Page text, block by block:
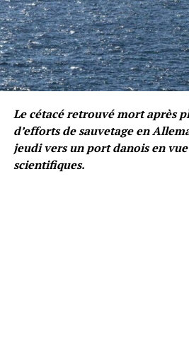
Le cétacé retrouvé mort après
d’efforts de sauvetage en
jeudi vers un port danois en vue
scientifiques.